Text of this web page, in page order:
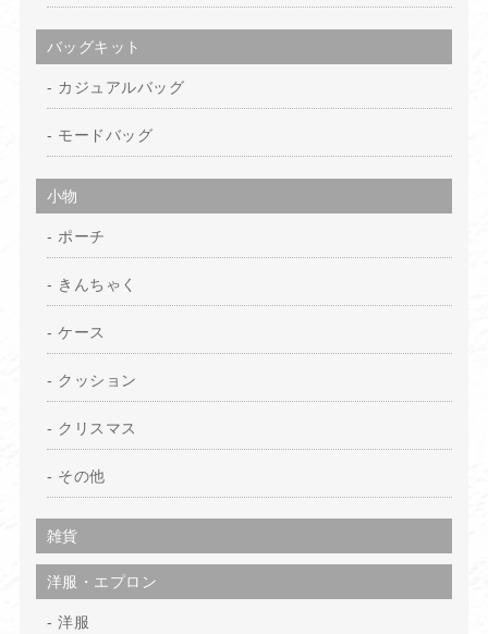
バッグキット
カジュアルバッグ
モードバッグ
小物
ポーチ
きんちゃく
ケース
クッション
クリスマス
その他
雑貨
洋服・エプロン
洋服